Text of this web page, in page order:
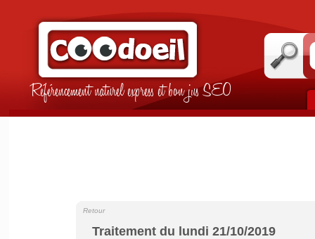
Référencement naturel express et bon jus SEO
Traitement du lundi 21/10/2019
Retour